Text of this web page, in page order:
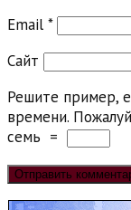
Email *
Сайт
Решите пример,
времени.
семь =